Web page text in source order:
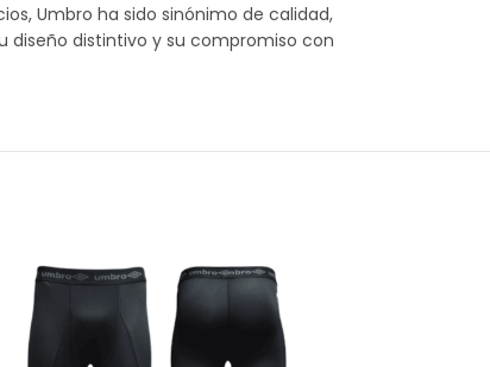
Umbro ha sido sinónimo de calidad,
diseño distintivo y su compromiso con